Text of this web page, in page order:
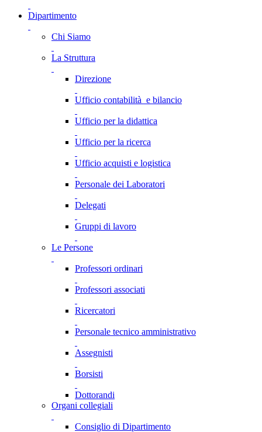
Dipartimento
Chi Siamo
La Struttura
Direzione
Ufficio contabilità e bilancio
Ufficio per la didattica
Ufficio per la ricerca
Ufficio acquisti e logistica
Personale dei Laboratori
Delegati
Gruppi di lavoro
Le Persone
Professori ordinari
Professori associati
Ricercatori
Personale tecnico amministrativo
Assegnisti
Borsisti
Dottorandi
Organi collegiali
Consiglio di Dipartimento